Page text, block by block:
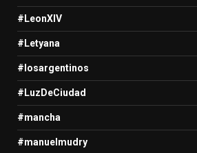
#LeonXIV
#Letyana
#losargentinos
#LuzDeCiudad
#mancha
#manuelmudry